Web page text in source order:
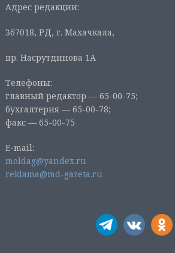
Адрес редакции:
367018, РД, г. Махачкала,
пр. Насрутдинова 1А
Телефоны:
главный редактор — 65-00-75;
бухгалтерия — 65-00-78;
факс — 65-00-75
E-mail:
moldag@yandex.ru
reklama@md-gazeta.ru